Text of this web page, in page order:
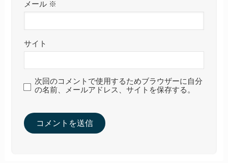
メール ※
サイト
次回のコメントで使用するためブラウザーに自分
の名前、メールアドレス、サイトを保存する。